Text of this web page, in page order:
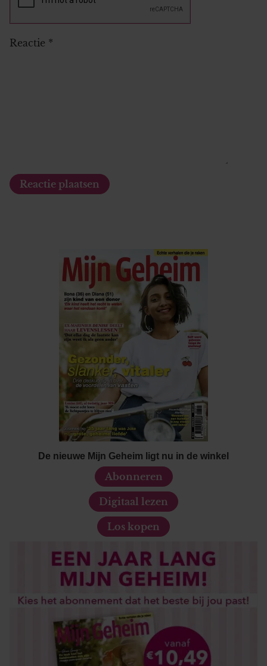
Reactie *
De nieuwe Mijn Geheim ligt nu in de winkel
Abonneren
Digitaal lezen
Los kopen